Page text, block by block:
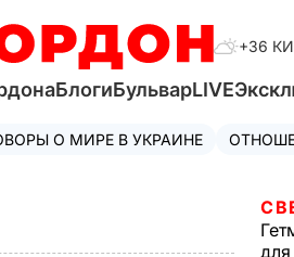
+36
БлогиБульварLIVE
О МИРЕ В УКРАИНЕ